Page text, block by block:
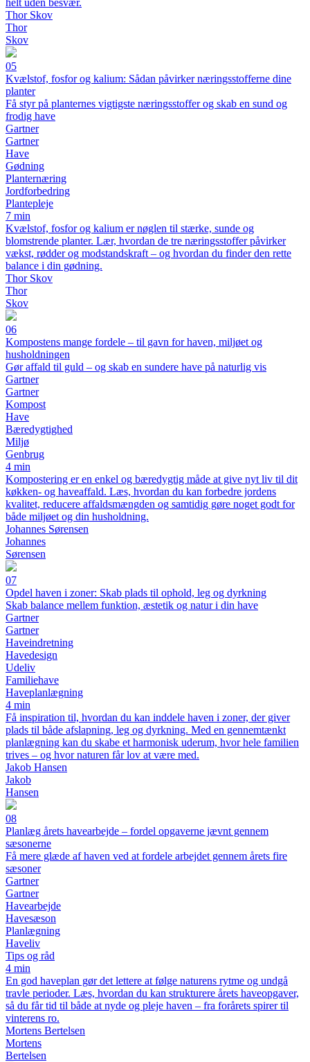
helt uden besvær.
Thor Skov
Thor
Skov
05
Kvælstof, fosfor og kalium: Sådan påvirker næringsstofferne dine
planter
Få styr på planternes vigtigste næringsstoffer og skab en sund og
frodig have
Gartner
Gartner
Have
Gødning
Planternæring
Jordforbedring
Plantepleje
7 min
Kvælstof, fosfor og kalium er nøglen til stærke, sunde og
blomstrende planter. Lær, hvordan de tre næringsstoffer påvirker
vækst, rødder og modstandskraft – og hvordan du finder den rette
balance i din gødning.
Thor Skov
Thor
Skov
06
Kompostens mange fordele – til gavn for haven, miljøet og
husholdningen
Gør affald til guld – og skab en sundere have på naturlig vis
Gartner
Gartner
Kompost
Have
Bæredygtighed
Miljø
Genbrug
4 min
Kompostering er en enkel og bæredygtig måde at give nyt liv til dit
køkken- og haveaffald. Læs, hvordan du kan forbedre jordens
kvalitet, reducere affaldsmængden og samtidig gøre noget godt for
både miljøet og din husholdning.
Johannes Sørensen
Johannes
Sørensen
07
Opdel haven i zoner: Skab plads til ophold, leg og dyrkning
Skab balance mellem funktion, æstetik og natur i din have
Gartner
Gartner
Haveindretning
Havedesign
Udeliv
Familiehave
Haveplanlægning
4 min
Få inspiration til, hvordan du kan inddele haven i zoner, der giver
plads til både afslapning, leg og dyrkning. Med en gennemtænkt
planlægning kan du skabe et harmonisk uderum, hvor hele familien
trives – og hvor naturen får lov at være med.
Jakob Hansen
Jakob
Hansen
08
Planlæg årets havearbejde – fordel opgaverne jævnt gennem
sæsonerne
Få mere glæde af haven ved at fordele arbejdet gennem årets fire
sæsoner
Gartner
Gartner
Havearbejde
Havesæson
Planlægning
Haveliv
Tips og råd
4 min
En god haveplan gør det lettere at følge naturens rytme og undgå
travle perioder. Læs, hvordan du kan strukturere årets haveopgaver,
så du får tid til både at nyde og pleje haven – fra forårets spirer til
vinterens ro.
Mortens Bertelsen
Mortens
Bertelsen